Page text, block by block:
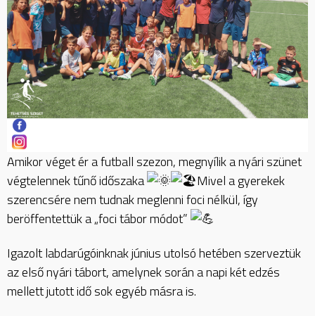
Amikor véget ér a futball szezon, megnyílik a nyári szünet
végtelennek tűnő időszaka
Mivel a gyerekek
szerencsére nem tudnak meglenni foci nélkül, így
beröffentettük a „foci tábor módot”
Igazolt labdarúgóinknak június utolsó hetében szerveztük
az első nyári tábort, amelynek során a napi két edzés
mellett jutott idő sok egyéb másra is.